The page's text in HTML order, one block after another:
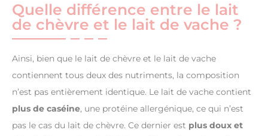
Quelle différence entre le lait
de chèvre et le lait de vache ?
Ainsi, bien que le lait de chèvre et le lait de vache
contiennent tous deux des nutriments, la composition
n’est pas entièrement identique. Le lait de vache contient
plus de caséine, une protéine allergénique, ce qui n’est
pas le cas du lait de chèvre. Ce dernier est plus doux et